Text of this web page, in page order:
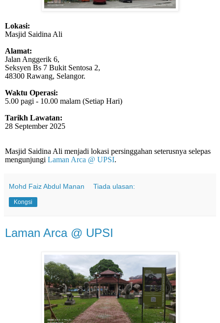
Lokasi:
Masjid Saidina Ali
Alamat:
Jalan Anggerik 6,
Seksyen Bs 7 Bukit Sentosa 2,
48300 Rawang, Selangor.
Waktu Operasi:
5.00 pagi - 10.00 malam (Setiap Hari)
Tarikh Lawatan:
28 September 2025
Masjid Saidina Ali menjadi lokasi persinggahan seterusnya selepas
mengunjungi Laman Arca @ UPSI.
Mohd Faiz Abdul Manan Tiada ulasan:
Kongsi
Laman Arca @ UPSI